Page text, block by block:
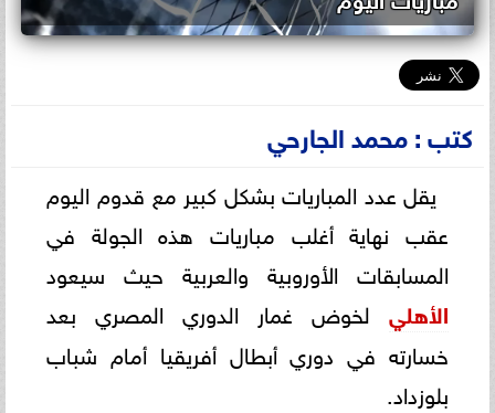
كتب : محمد الجارحي
يقل عدد المباريات بشكل كبير مع قدوم اليوم
عقب نهاية أغلب مباريات هذه الجولة في
المسابقات الأوروبية والعربية حيث سيعود
الأهلي لخوض غمار الدوري المصري بعد
خسارته في دوري أبطال أفريقيا أمام شباب
بلوزداد.